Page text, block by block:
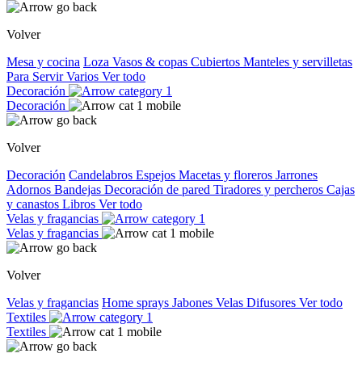
Volver
Mesa y cocina Loza Vasos & copas Cubiertos Manteles y servilletas
Para ServirVarios Ver todo
Decoración
Decoración
Volver
Decoración Candelabros Espejos Macetas y floreros Jarrones
Adornos Bandejas Decoración de pared Tiradores y percheros Cajas
y canastos Libros Ver todo
Velas y fragancias
Velas y fragancias
Volver
Velas y fragancias Home sprays Jabones Velas Difusores Ver todo
Textiles
Textiles